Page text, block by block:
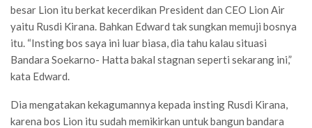
besar Lion itu berkat kecerdikan President dan CEO Lion Air
yaitu Rusdi Kirana. Bahkan Edward tak sungkan memuji bosnya
itu. “Insting bos saya ini luar biasa, dia tahu kalau situasi
Bandara Soekarno- Hatta bakal stagnan seperti sekarang ini,”
kata Edward.
Dia mengatakan kekagumannya kepada insting Rusdi Kirana,
karena bos Lion itu sudah memikirkan untuk bangun bandara